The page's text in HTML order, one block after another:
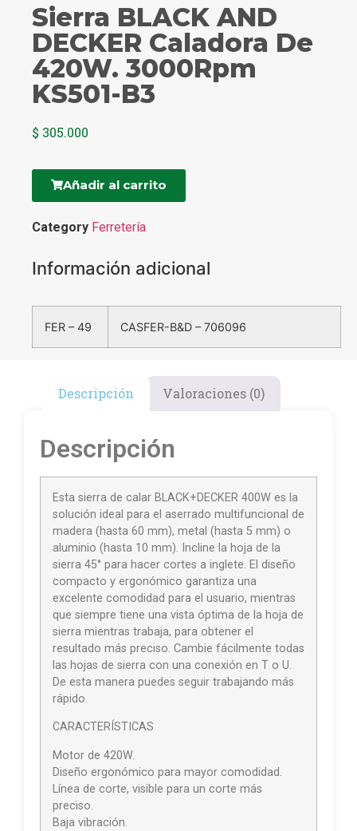
Sierra BLACK AND
DECKER Caladora De
420W. 3000Rpm
KS501-B3
$ 305.000
Añadir al carrito
Category Ferretería
Información adicional
FER – 49 CASFER-B&D – 706096
Descripción Valoraciones (0)
Descripción
Esta sierra de calar BLACK+DECKER 400W es la
solución ideal para el aserrado multifuncional de
madera (hasta 60 mm), metal (hasta 5 mm) o
aluminio (hasta 10 mm). Incline la hoja de la
sierra 45° para hacer cortes a inglete. El diseño
compacto y ergonómico garantiza una
excelente comodidad para el usuario, mientras
que siempre tiene una vista óptima de la hoja de
sierra mientras trabaja, para obtener el
resultado más preciso. Cambie fácilmente todas
las hojas de sierra con una conexión en T o U.
De esta manera puedes seguir trabajando más
rápido.
CARACTERÍSTICAS
Motor de 420W.
Diseño ergonómico para mayor comodidad.
Línea de corte, visible para un corte más
preciso.
Baja vibración.